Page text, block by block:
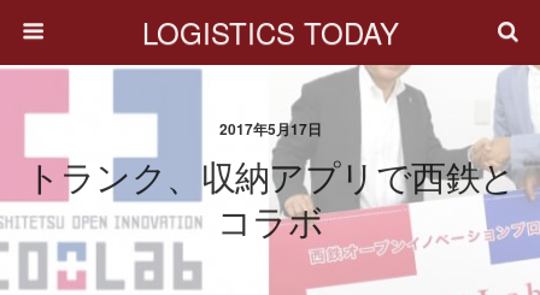
LOGISTICS TODAY
2017年5月17日
トランク、収納アプリで西鉄と
コラボ